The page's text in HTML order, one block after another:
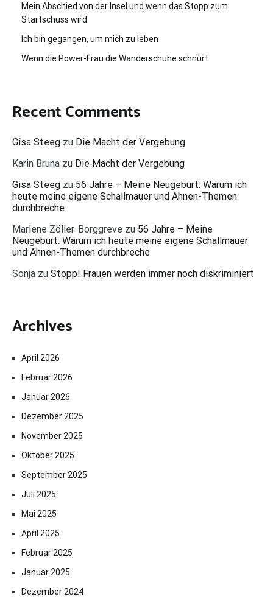
Mein Abschied von der Insel und wenn das Stopp zum
Startschuss wird
Ich bin gegangen, um mich zu leben
Wenn die Power-Frau die Wanderschuhe schnürt
Recent Comments
Gisa Steeg zu Die Macht der Vergebung
Karin Bruna zu Die Macht der Vergebung
Gisa Steeg zu 56 Jahre – Meine Neugeburt: Warum ich
heute meine eigene Schallmauer und Ahnen-Themen
durchbreche
Marlene Zöller-Borggreve zu 56 Jahre – Meine
Neugeburt: Warum ich heute meine eigene Schallmauer
und Ahnen-Themen durchbreche
Sonja zu Stopp! Frauen werden immer noch diskriminiert
Archives
April 2026
Februar 2026
Januar 2026
Dezember 2025
November 2025
Oktober 2025
September 2025
Juli 2025
Mai 2025
April 2025
Februar 2025
Januar 2025
Dezember 2024